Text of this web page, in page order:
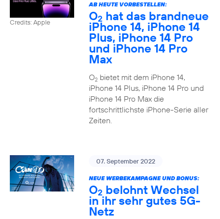
Credits: Apple
AB HEUTE VORBESTELLEN:
O2 hat das brandneue
iPhone 14, iPhone 14
Plus, iPhone 14 Pro
und iPhone 14 Pro
Max
O2bietet mit dem iPhone 14,
iPhone 14 Plus, iPhone 14 Pro und
iPhone 14 Pro Max die
fortschrittlichste iPhone-Serie aller
Zeiten.
07. September 2022
NEUE WERBEKAMPAGNE UND BONUS:
O2 belohnt Wechsel
in ihr sehr gutes 5G-
Netz